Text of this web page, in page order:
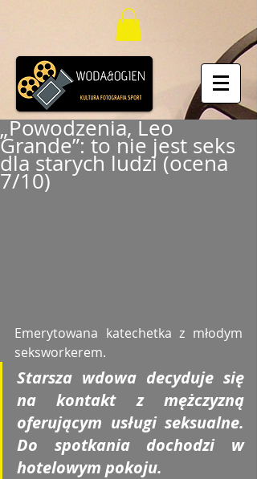
„Powodzenia, Leo
Grande”: to nie jest seks
dla starych ludzi (ocena
7/10)
Emerytowana katechetka z młodym
seksworkerem.
Starsza wdowa decyduje się
na kontakt z mężczyzną
oferującym usługi seksualne.
Do spotkania dochodzi w
hotelowym pokoju.